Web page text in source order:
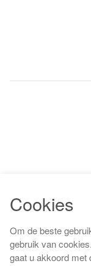
Cookies
Om de beste
gebruik van
gaat u akkoord met